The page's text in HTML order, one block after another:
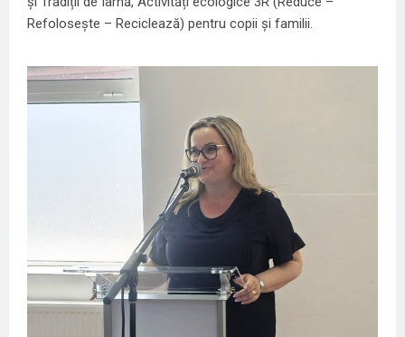
Refolosește – Reciclează) pentru copii și familii.